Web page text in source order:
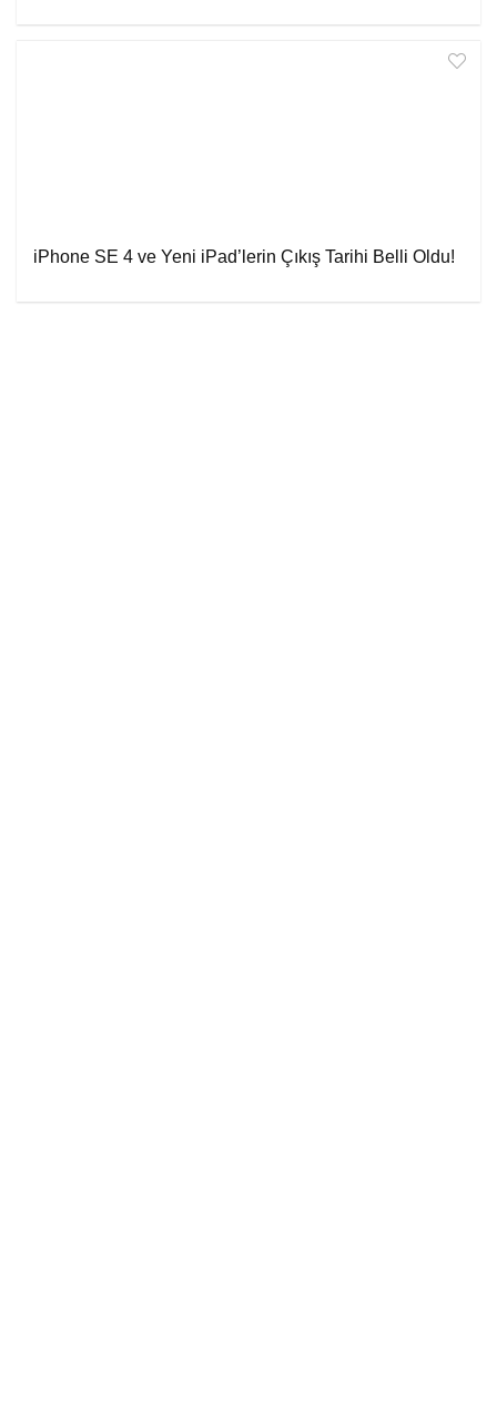
iPhone SE 4 ve Yeni iPad’lerin Çıkış Tarihi Belli Oldu!